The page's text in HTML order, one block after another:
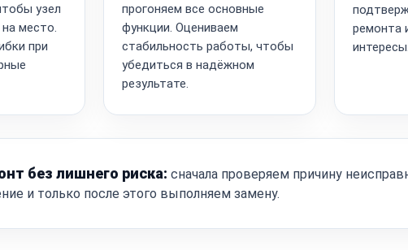
узел
место.
при
прогоняем все основные
функции. Оцениваем
стабильность работы, чтобы
убедиться в надёжном
результате.
ремонта
интересы.
без лишнего риска: сначала проверяем причину
и только после этого выполняем замену.